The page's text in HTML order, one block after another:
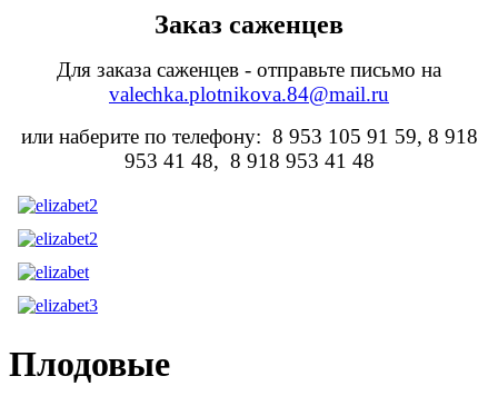
Заказ саженцев
Для заказа саженцев - отправьте письмо на
valechka.plotnikova.84@mail.ru
или наберите по телефону: 8 953 105 91 59, 8 918
953 41 48, 8 918 953 41 48
Плодовые